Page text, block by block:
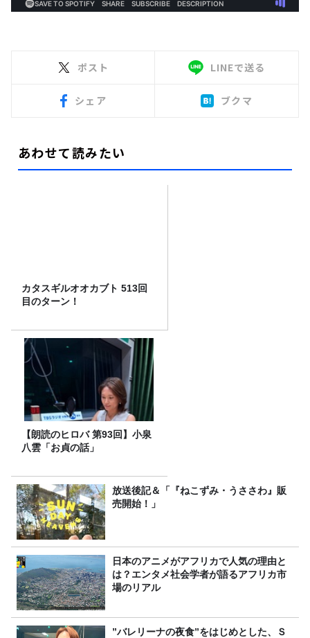
ポスト LINEで送る
シェア ブクマ
あわせて読みたい
カタスギルオオカブト 513回
目のターン！
【朗読のヒロバ 第93回】小泉
八雲「お貞の話」
放送後記＆「『ねこずみ・うささわ』販
売開始！」
日本のアニメがアフリカで人気の理由と
は？エンタメ社会学者が語るアフリカ市
場のリアル
”バレリーナの夜食”をはじめとした、Ｓ